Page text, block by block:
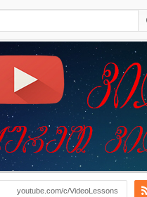
youtube.com/c/VideoLessons